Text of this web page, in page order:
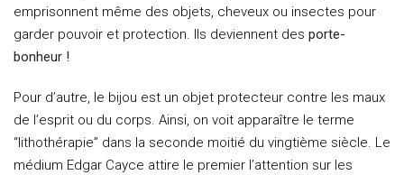
emprisonnent même des objets, cheveux ou insectes pour
garder pouvoir et protection. Ils deviennent des porte-
bonheur !
Pour d’autre, le bijou est un objet protecteur contre les maux
de l’esprit ou du corps. Ainsi, on voit apparaître le terme
“lithothérapie” dans la seconde moitié du vingtième siècle. Le
médium Edgar Cayce attire le premier l’attention sur les